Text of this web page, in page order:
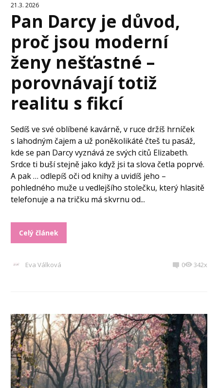
21.3. 2026
Pan Darcy je důvod,
proč jsou moderní
ženy nešťastné –
porovnávají totiž
realitu s fikcí
Sedíš ve své oblíbené kavárně, v ruce držíš hrníček
s lahodným čajem a už poněkolikáté čteš tu pasáž,
kde se pan Darcy vyznává ze svých citů Elizabeth.
Srdce ti buší stejně jako když jsi ta slova četla poprvé.
A pak … odlepíš oči od knihy a uvidíš jeho –
pohledného muže u vedlejšího stolečku, který hlasitě
telefonuje a na tričku má skvrnu od...
Celý článek
Eva Válková 0 342x